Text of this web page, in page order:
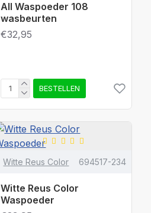
All Waspoeder 108
wasbeurten
€32,95
BESTELLEN
Witte Reus Color 694517-234
Witte Reus Color
Waspoeder